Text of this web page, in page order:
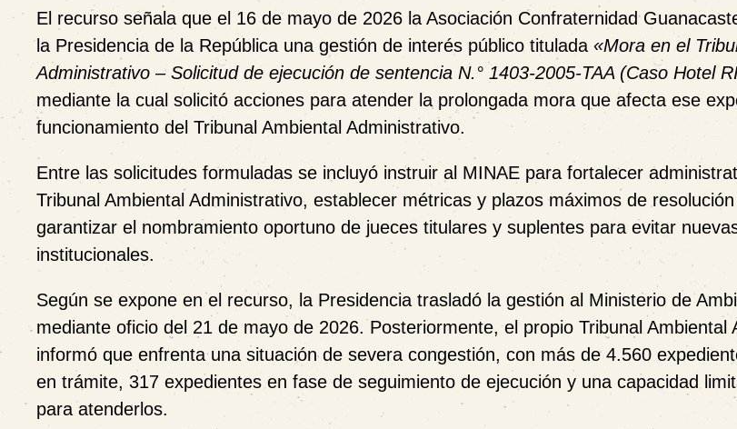
El recurso señala que el 16 de mayo de 2026 la Asociación Confraternidad
la Presidencia de la República una gestión de interés público titulada «Mora en el
Administrativo – Solicitud de ejecución de sentencia N.° 1403-2005-TAA (Caso Hotel
mediante la cual solicitó acciones para atender la prolongada mora que afecta ese
funcionamiento del Tribunal Ambiental Administrativo.
Entre las solicitudes formuladas se incluyó instruir al MINAE para fortalecer
Tribunal Ambiental Administrativo, establecer métricas y plazos máximos de
garantizar el nombramiento oportuno de jueces titulares y suplentes para evitar
institucionales.
Según se expone en el recurso, la Presidencia trasladó la gestión al Ministerio de
mediante oficio del 21 de mayo de 2026. Posteriormente, el propio Tribunal Ambiental
informó que enfrenta una situación de severa congestión, con más de 4.560
en trámite, 317 expedientes en fase de seguimiento de ejecución y una capacidad
para atenderlos.